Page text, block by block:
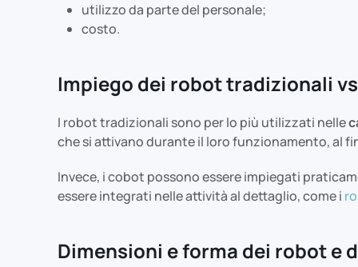
utilizzo da parte del personale;
costo.
Impiego dei robot tradizionali
I robot tradizionali sono per lo più utilizzati nelle
che si attivano durante il loro funzionamento, al
Invece, i cobot possono essere impiegati
essere integrati nelle attività al dettaglio, come i
Dimensioni e forma dei robot e